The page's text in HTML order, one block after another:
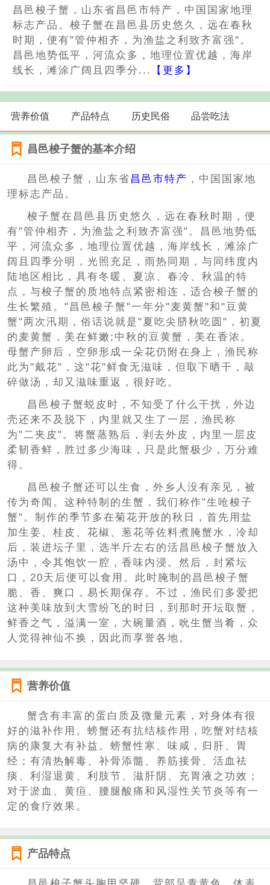
昌邑梭子蟹，山东省昌邑市特产，中国国家地理
标志产品。梭子蟹在昌邑县历史悠久，远在春秋
时期，便有"管仲相齐，为渔盐之利致齐富强"。
昌邑地势低平，河流众多，地理位置优越，海岸
线长，滩涂广阔且四季分...
【更多】
营养价值 产品特点 历史民俗 品尝吃法
昌邑梭子蟹的基本介绍
昌邑梭子蟹，山东省 昌邑市特产 ，中国国家地
理标志产品。
梭子蟹在昌邑县历史悠久，远在春秋时期，便
有"管仲相齐，为渔盐之利致齐富强"。昌邑地势低
平，河流众多，地理位置优越，海岸线长，滩涂广
阔且四季分明，光照充足，雨热同期，与同纬度内
陆地区相比，具有冬暖、夏凉、春冷、秋温的特
点，与梭子蟹的质地特点紧密相连，适合梭子蟹的
生长繁殖。"昌邑梭子蟹"一年分"麦黄蟹"和"豆黄
蟹"两次汛期，俗话说就是"夏吃尖脐秋吃圆"，初夏
的麦黄蟹，美在鲜嫩;中秋的豆黄蟹，美在香浓。
母蟹产卵后，空卵形成一朵花仍附在身上，渔民称
此为"戴花"，这"花"鲜食无滋味，但取下晒干，敲
碎做汤，却又滋味重返，很好吃。
昌邑梭子蟹蜕皮时，不知受了什么干扰，外边
壳还来不及脱下，内里就又生了一层，渔民称
为"二夹皮"。将蟹蒸熟后，剥去外皮，内里一层皮
柔韧香鲜，胜过多少海味，只是此蟹极少，万分难
得。
昌邑梭子蟹还可以生食，外乡人没有亲见，被
传为奇闻。这种特制的生蟹，我们称作"生呛梭子
蟹"。制作的季节多在菊花开放的秋日，首先用盐
加生姜、桂皮、花椒、葱花等佐料煮腌蟹水，冷却
后，装进坛子里，选半斤左右的活昌邑梭子蟹放入
汤中，令其饱饮一腔，香味内浸。然后，封紧坛
口，20天后便可以食用。此时腌制的昌邑梭子蟹
脆、香、爽口，易长期保存。不过，渔民们多爱把
这种美味放到大雪纷飞的时日，到那时开坛取蟹，
鲜香之气，溢满一室，大碗量酒，吮生蟹当肴，众
人觉得神仙不换，因此而享誉各地。
营养价值
蟹含有丰富的蛋白质及微量元素，对身体有很
好的滋补作用。螃蟹还有抗结核作用，吃蟹对结核
病的康复大有补益。螃蟹性寒、味咸，归肝、胃
经；有清热解毒、补骨添髓、养筋接骨、活血祛
痰、利湿退黄、利肢节、滋肝阴、充胃液之功效；
对于淤血、黄疸、腰腿酸痛和风湿性关节炎等有一
定的食疗效果。
产品特点